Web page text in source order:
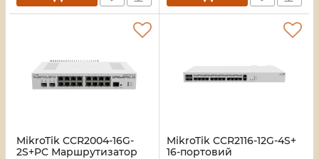
MikroTik CCR2004-16G-
2S+PC Маршрутизатор
MikroTik CCR2116-12G-4S+
16-портовий